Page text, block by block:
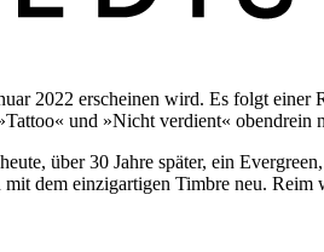
2022 erscheinen wird. Es folgt
und »Nicht verdient« obendrein
über 30 Jahre später, ein
dem einzigartigen Timbre neu.